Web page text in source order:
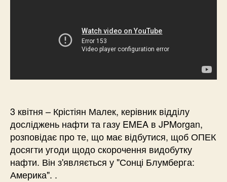
3 квітня – Крістіян Малек, керівник відділу
досліджень нафти та газу EMEA в JPMorgan,
розповідає про те, що має відбутися, щоб ОПЕК
досягти угоди щодо скорочення видобутку
нафти. Він з'являється у "Сонці Блумберга:
Америка". .